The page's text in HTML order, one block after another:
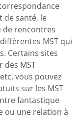
de santé, le
rencontres
MST qui
Certains sites
des MST
vous pouvez
sur les MST
fantastique
ou une relation à